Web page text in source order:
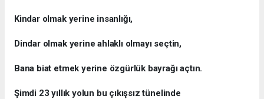
Kindar olmak yerine insanlığı,
Dindar olmak yerine ahlaklı olmayı seçtin,
Bana biat etmek yerine özgürlük bayrağı açtın.
Şimdi 23 yıllık yolun bu çıkışsız tünelinde